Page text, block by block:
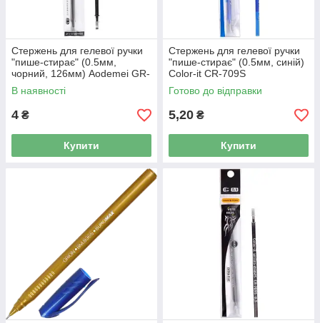
Стержень для гелевої ручки
"пише-стирає" (0.5мм,
чорний, 126мм) Aodemei GR-
402-BK
В наявності
4 ₴
Купити
Стержень для гелевої ручки
"пише-стирає" (0.5мм, синій)
Color-it CR-709S
Готово до відправки
5,20 ₴
Купити